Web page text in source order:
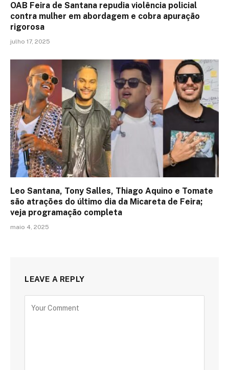
OAB Feira de Santana repudia violência policial
contra mulher em abordagem e cobra apuração
rigorosa
julho 17, 2025
Leo Santana, Tony Salles, Thiago Aquino e Tomate
são atrações do último dia da Micareta de Feira;
veja programação completa
maio 4, 2025
LEAVE A REPLY